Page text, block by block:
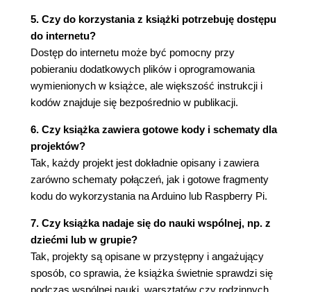
akumulatora (75)
4. Alarmy wykrywające zombie (77)
Projekt 5. Alarm aktywowany za pomocą linki (77)
Czego będziesz potrzebował? (79)
Konstrukcja (80)
pomocą linki (85)
Projekt 6. Wykrywanie zombie za pomocą
podczerwieni (86)
Czego będziesz potrzebował? (87)
Konstrukcja (88)
Program (90)
Obsługa wykrywacza zombie korzystającego
z czujnika podczerwieni (92)
Czujniki podczerwieni pochodzące z odzysku
5. Czy do korzystania z książki potrzebuję dostępu
do internetu?
Dostęp do internetu może być pomocny przy
pobieraniu dodatkowych plików i oprogramowania
wymienionych w książce, ale większość instrukcji i
kodów znajduje się bezpośrednio w publikacji.
6. Czy książka zawiera gotowe kody i schematy dla
projektów?
Tak, każdy projekt jest dokładnie opisany i zawiera
zarówno schematy połączeń, jak i gotowe fragmenty
kodu do wykorzystania na Arduino lub Raspberry Pi.
7. Czy książka nadaje się do nauki wspólnej, np. z
dziećmi lub w grupie?
Tak, projekty są opisane w przystępny i angażujący
sposób, co sprawia, że książka świetnie sprawdzi się